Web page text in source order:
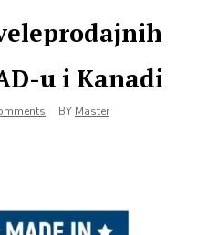
u i Kanadi
BY Master